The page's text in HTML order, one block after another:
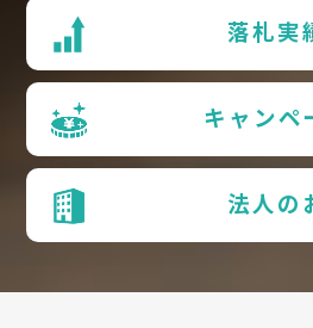
落札実
キャンペ
法人の